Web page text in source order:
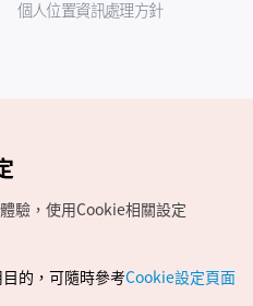
個人位置資訊處理方針
權所有
驗，使用Cookie相關設定
的，可隨時參考Cookie設定頁面